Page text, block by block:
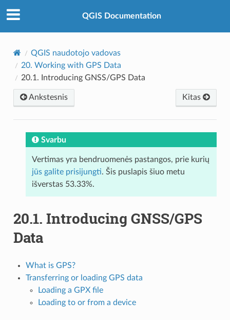
QGIS Documentation
QGIS naudotojo vadovas
20. Working with GPS Data
20.1.
Introducing GNSS/GPS Data
Ankstesnis Kitas
Svarbu
Vertimas yra bendruomenės pastangos, prie kurių
jūs galite prisijungti. Šis puslapis šiuo metu
išverstas 53.33%.
20.1. Introducing GNSS/GPS
Data
What is GPS?
Transferring or loading GPS data
Loading a GPX file
Loading to or from a device